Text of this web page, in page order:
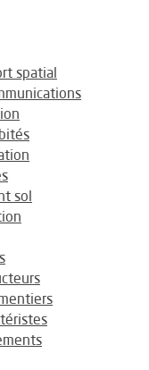
spatial
sol